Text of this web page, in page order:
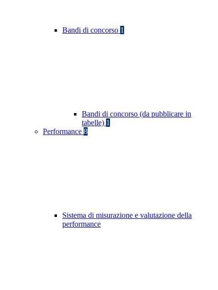
Bandi di concorso 1
Bandi di concorso (da pubblicare in
tabelle) 1
Performance 8
Sistema di misurazione e valutazione della
performance